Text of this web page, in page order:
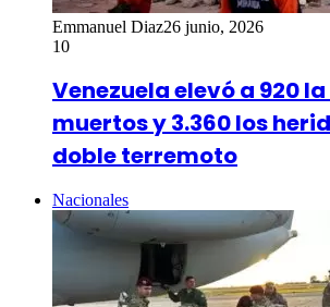
Emmanuel Diaz26 junio, 2026
10
Venezuela elevó a 920
muertos y 3.360 los
doble terremoto
Nacionales